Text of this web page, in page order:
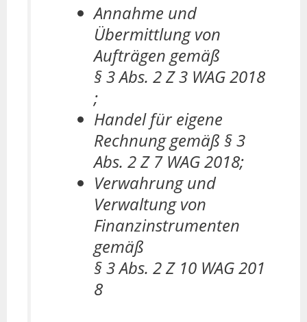
Annahme und
Übermittlung von
Aufträgen gemäß
§ 3 Abs. 2 Z 3 WAG 2018
;
Handel für eigene
Rechnung gemäß § 3
Abs. 2 Z 7 WAG 2018;
Verwahrung und
Verwaltung von
Finanzinstrumenten
gemäß
§ 3 Abs. 2 Z 10 WAG 201
8